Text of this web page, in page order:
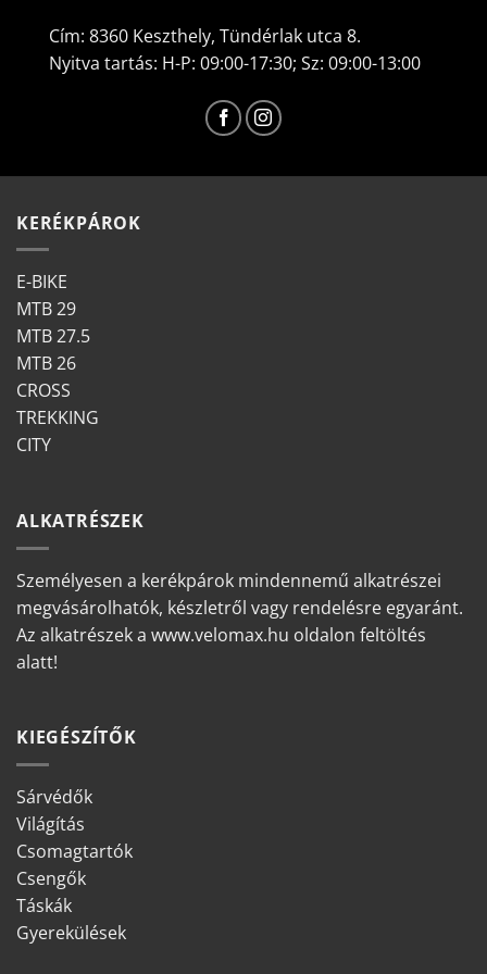
változatok
a
választhatók
ki
Cím: 8360 Keszthely, Tündérlak utca 8.
Nyitva tartás: H-P: 09:00-17:30; Sz: 09:00-13:00
KERÉKPÁROK
E-BIKE
MTB 29
MTB 27.5
MTB 26
CROSS
TREKKING
CITY
ALKATRÉSZEK
Személyesen a kerékpárok mindennemű alkatrészei
megvásárolhatók, készletről vagy rendelésre egyaránt.
Az alkatrészek a www.velomax.hu oldalon feltöltés
alatt!
KIEGÉSZÍTŐK
Sárvédők
Világítás
Csomagtartók
Csengők
Táskák
Gyerekülések